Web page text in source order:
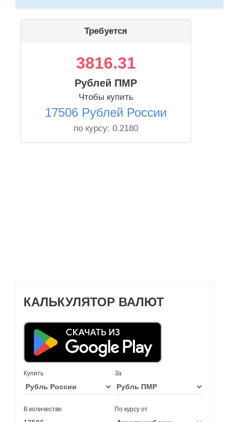
Требуется
3816.31
Рублей ПМР
Чтобы купить
17506 Рублей России
по курсу: 0.2180
КАЛЬКУЛЯТОР ВАЛЮТ
Купить За
В количестве По курсу от